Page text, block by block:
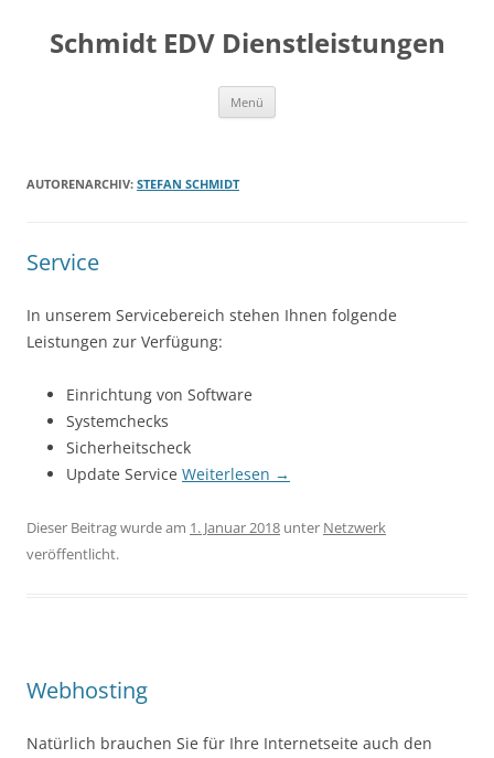
springen
Schmidt EDV Dienstleistungen
Menü
AUTORENARCHIV: STEFAN SCHMIDT
Service
In unserem Servicebereich stehen Ihnen folgende
Leistungen zur Verfügung:
Einrichtung von Software
Systemchecks
Sicherheitscheck
Update Service Weiterlesen →
Dieser Beitrag wurde am 1. Januar 2018 unter Netzwerk
veröffentlicht.
Webhosting
Natürlich brauchen Sie für Ihre Internetseite auch den